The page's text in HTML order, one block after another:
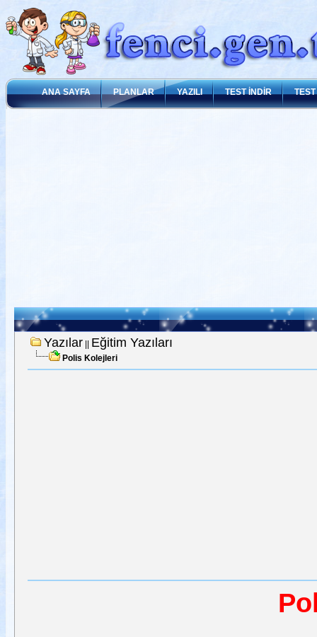
ANA SAYFA PLANLAR YAZILI TEST İNDİR
Yazılar|| Eğitim Yazıları
Polis Kolejleri